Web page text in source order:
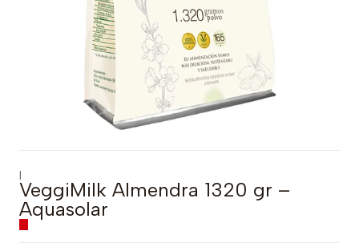
|
VeggiMilk Almendra 1320 gr –
Aquasolar